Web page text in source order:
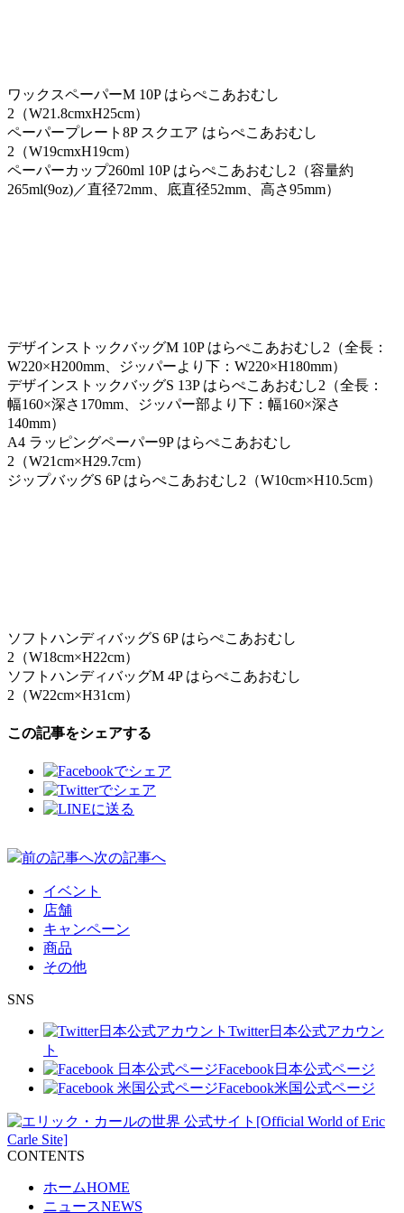
ワックスペーパーM 10P はらぺこあおむし
2（W21.8cmxH25cm）
ペーパープレート8P スクエア はらぺこあおむし
2（W19cmxH19cm）
ペーパーカップ260ml 10P はらぺこあおむし2（容量約
265ml(9oz)／直径72mm、底直径52mm、高さ95mm）
デザインストックバッグM 10P はらぺこあおむし2（全長：
W220×H200mm、ジッパーより下：W220×H180mm）
デザインストックバッグS 13P はらぺこあおむし2（全長：
幅160×深さ170mm、ジッパー部より下：幅160×深さ
140mm）
A4 ラッピングペーパー9P はらぺこあおむし
2（W21cm×H29.7cm）
ジップバッグS 6P はらぺこあおむし2（W10cm×H10.5cm）
ソフトハンディバッグS 6P はらぺこあおむし
2（W18cm×H22cm）
ソフトハンディバッグM 4P はらぺこあおむし
2（W22cm×H31cm）
この記事をシェアする
投
ー
前の記事へ次の記事へ
イベント
店舗
キャンペーン
商品
その他
SNS
Twitter日本公式アカウン
ト
Facebook日本公式ページ
Facebook米国公式ページ
CONTENTS
ホームHOME
ニュースNEWS